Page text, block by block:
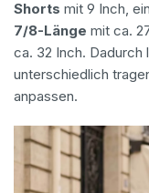
Shorts mit 9 Inch,
7/8-Länge mit ca.
ca. 32 Inch. Dadurch
unterschiedlich
anpassen.